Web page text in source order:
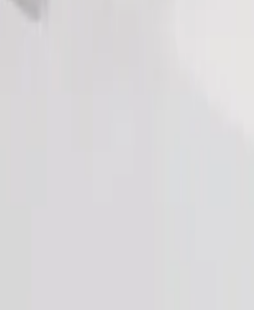
χρειάζονται κλουβί μεταφοράς και